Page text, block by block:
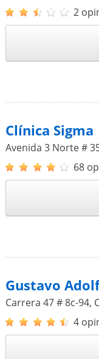
2
Clínica Sigma
Avenida 3 Norte #
68
Gustavo
Carrera 47 # 8c-94,
4